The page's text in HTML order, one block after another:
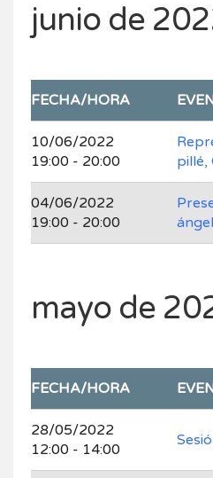
junio de
FECHA/HORA
10/06/2022
19:00 - 20:00
pillé,
04/06/2022
19:00 - 20:00
mayo de
FECHA/HORA
28/05/2022
12:00 - 14:00